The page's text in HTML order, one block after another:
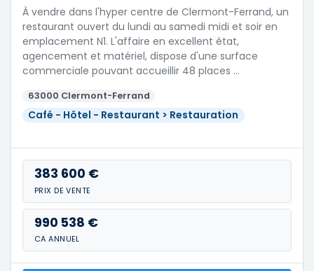
À vendre dans l'hyper centre de Clermont-Ferrand, un
restaurant ouvert du lundi au samedi midi et soir en
emplacement N1. L'affaire en excellent état,
agencement et matériel, dispose d'une surface
commerciale pouvant accueillir 48 places …
63000 Clermont-Ferrand
Café - Hôtel - Restaurant > Restauration
383 600 €
PRIX DE VENTE
990 538 €
CA ANNUEL